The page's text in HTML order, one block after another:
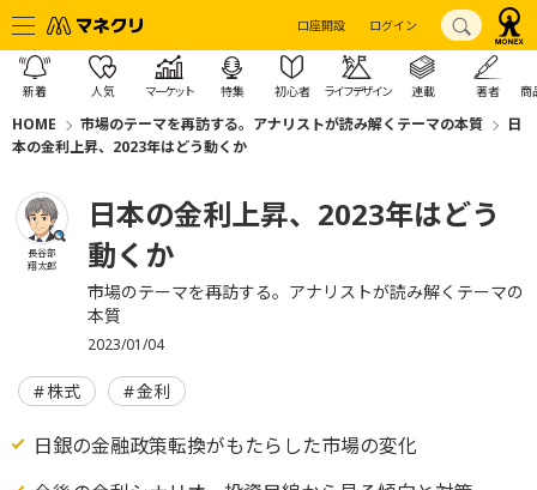
口座開設 ログイン
新着 人気 マーケット 特集 初心者 ライフデザイン 連載 著者 商
HOME 市場のテーマを再訪する。アナリストが読み解くテーマの本質
日
本の金利上昇、2023年はどう動くか
長谷部
翔太郎
日本の金利上昇、2023年はどう
動くか
市場のテーマを再訪する。アナリストが読み解くテーマの
本質
2023/01/04
株式 金利
日銀の金融政策転換がもたらした市場の変化